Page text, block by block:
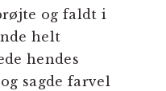
og faldt i
helt
hendes
sagde farvel